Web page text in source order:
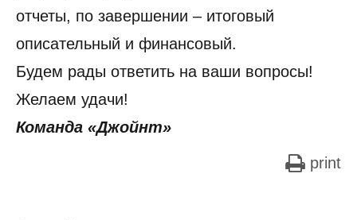
отчеты, по завершении – итоговый
описательный и финансовый.
Будем рады ответить на ваши вопросы!
Желаем удачи!
Команда «Джойнт»
print